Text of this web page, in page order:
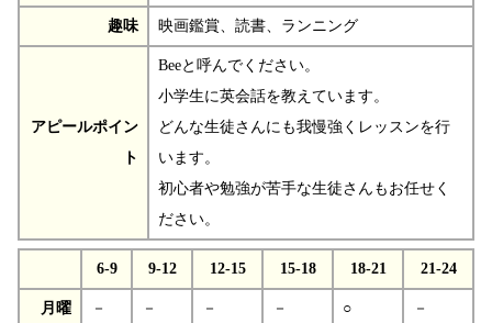
趣味 映画鑑賞、読書、ランニング
アピールポイン
ト
Beeと呼んでください。
小学生に英会話を教えています。
どんな生徒さんにも我慢強くレッスンを行
います。
初心者や勉強が苦手な生徒さんもお任せく
ださい。
6-9 9-12 12-15 15-18 18-21 21-24
月曜 － － － － ○ －